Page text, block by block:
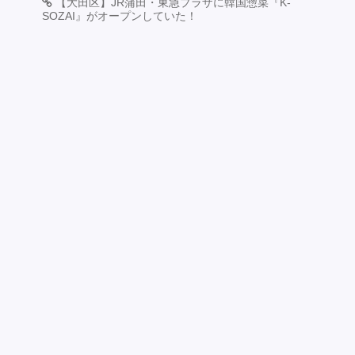
【大田区】JR蒲田・東急プラザに韓国惣菜『K-
SOZAI』がオープンしていた！